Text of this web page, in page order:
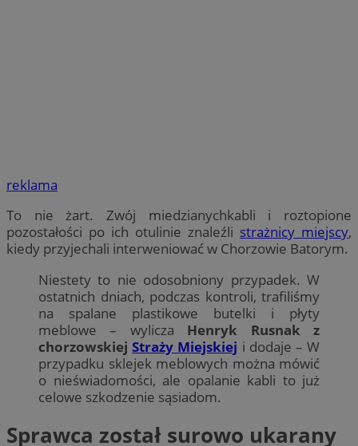
reklama
To nie żart. Zwój miedzianychkabli i roztopione
pozostałości po ich otulinie znaleźli strażnicy miejscy,
kiedy przyjechali interweniować w Chorzowie Batorym.
Niestety to nie odosobniony przypadek. W
ostatnich dniach, podczas kontroli, trafiliśmy
na spalane plastikowe butelki i płyty
meblowe – wylicza Henryk Rusnak z
chorzowskiejStraży Miejskiej i dodaje – W
przypadku sklejek meblowych można mówić
o nieświadomości, ale opalanie kabli to już
celowe szkodzenie sąsiadom.
Sprawca został surowo ukarany